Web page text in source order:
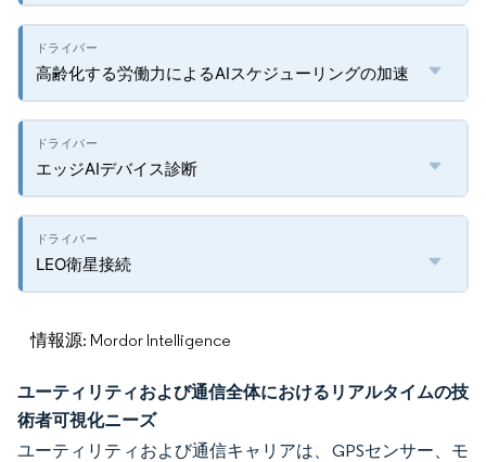
高齢化する労働力によるAIスケジューリングの加速
エッジAIデバイス診断
LEO衛星接続
情報源: Mordor Intelligence
ユーティリティおよび通信全体におけるリアルタイムの技
術者可視化ニーズ
ユーティリティおよび通信キャリアは、GPSセンサー、モ